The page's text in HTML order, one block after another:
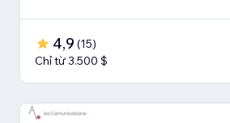
4,9 (15)
Chỉ từ 3.500 $